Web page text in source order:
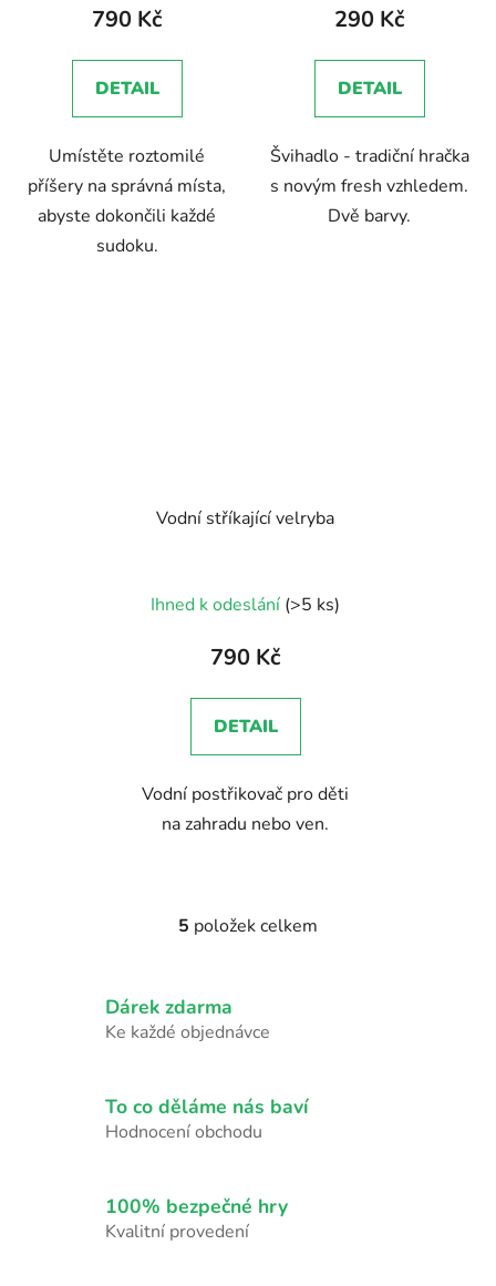
790 Kč
DETAIL
Umístěte roztomilé
příšery na správná místa,
abyste dokončili každé
sudoku.
290 Kč
DETAIL
Švihadlo - tradiční hračka
s novým fresh vzhledem.
Dvě barvy.
Vodní stříkající velryba
Ihned k odeslání (>5 ks)
790 Kč
DETAIL
Vodní postřikovač pro děti
na zahradu nebo ven.
O
d
í
p
k
y
5 položek celkem
Dárek zdarma
Ke každé objednávce
To co děláme nás baví
Hodnocení obchodu
100% bezpečné hry
Kvalitní provedení